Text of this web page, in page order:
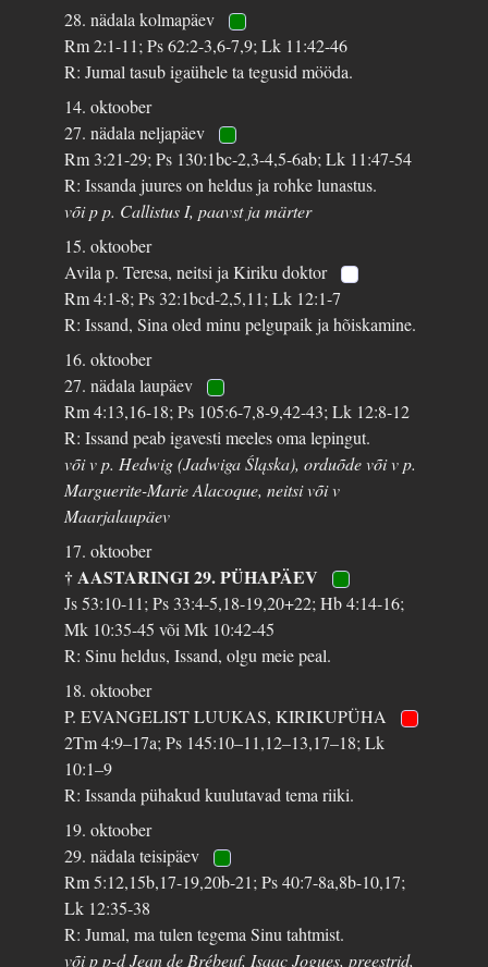
28. nädala kolmapäev
Rm 2:1-11; Ps 62:2-3,6-7,9; Lk 11:42-46
R: Jumal tasub igaühele ta tegusid mööda.
14. oktoober
27. nädala neljapäev
Rm 3:21-29; Ps 130:1bc-2,3-4,5-6ab; Lk 11:47-54
R: Issanda juures on heldus ja rohke lunastus.
või p p. Callistus I, paavst ja märter
15. oktoober
Avila p. Teresa, neitsi ja Kiriku doktor
Rm 4:1-8; Ps 32:1bcd-2,5,11; Lk 12:1-7
R: Issand, Sina oled minu pelgupaik ja hõiskamine.
16. oktoober
27. nädala laupäev
Rm 4:13,16-18; Ps 105:6-7,8-9,42-43; Lk 12:8-12
R: Issand peab igavesti meeles oma lepingut.
või v p. Hedwig (Jadwiga Śląska), orduõde või v p.
Marguerite-Marie Alacoque, neitsi või v
Maarjalaupäev
17. oktoober
† AASTARINGI 29. PÜHAPÄEV
Js 53:10-11; Ps 33:4-5,18-19,20+22; Hb 4:14-16;
Mk 10:35-45 või Mk 10:42-45
R: Sinu heldus, Issand, olgu meie peal.
18. oktoober
P. EVANGELIST LUUKAS, KIRIKUPÜHA
2Tm 4:9–17a; Ps 145:10–11,12–13,17–18; Lk
10:1–9
R: Issanda pühakud kuulutavad tema riiki.
19. oktoober
29. nädala teisipäev
Rm 5:12,15b,17-19,20b-21; Ps 40:7-8a,8b-10,17;
Lk 12:35-38
R: Jumal, ma tulen tegema Sinu tahtmist.
või p p-d Jean de Brébeuf, Isaac Jogues, preestrid,